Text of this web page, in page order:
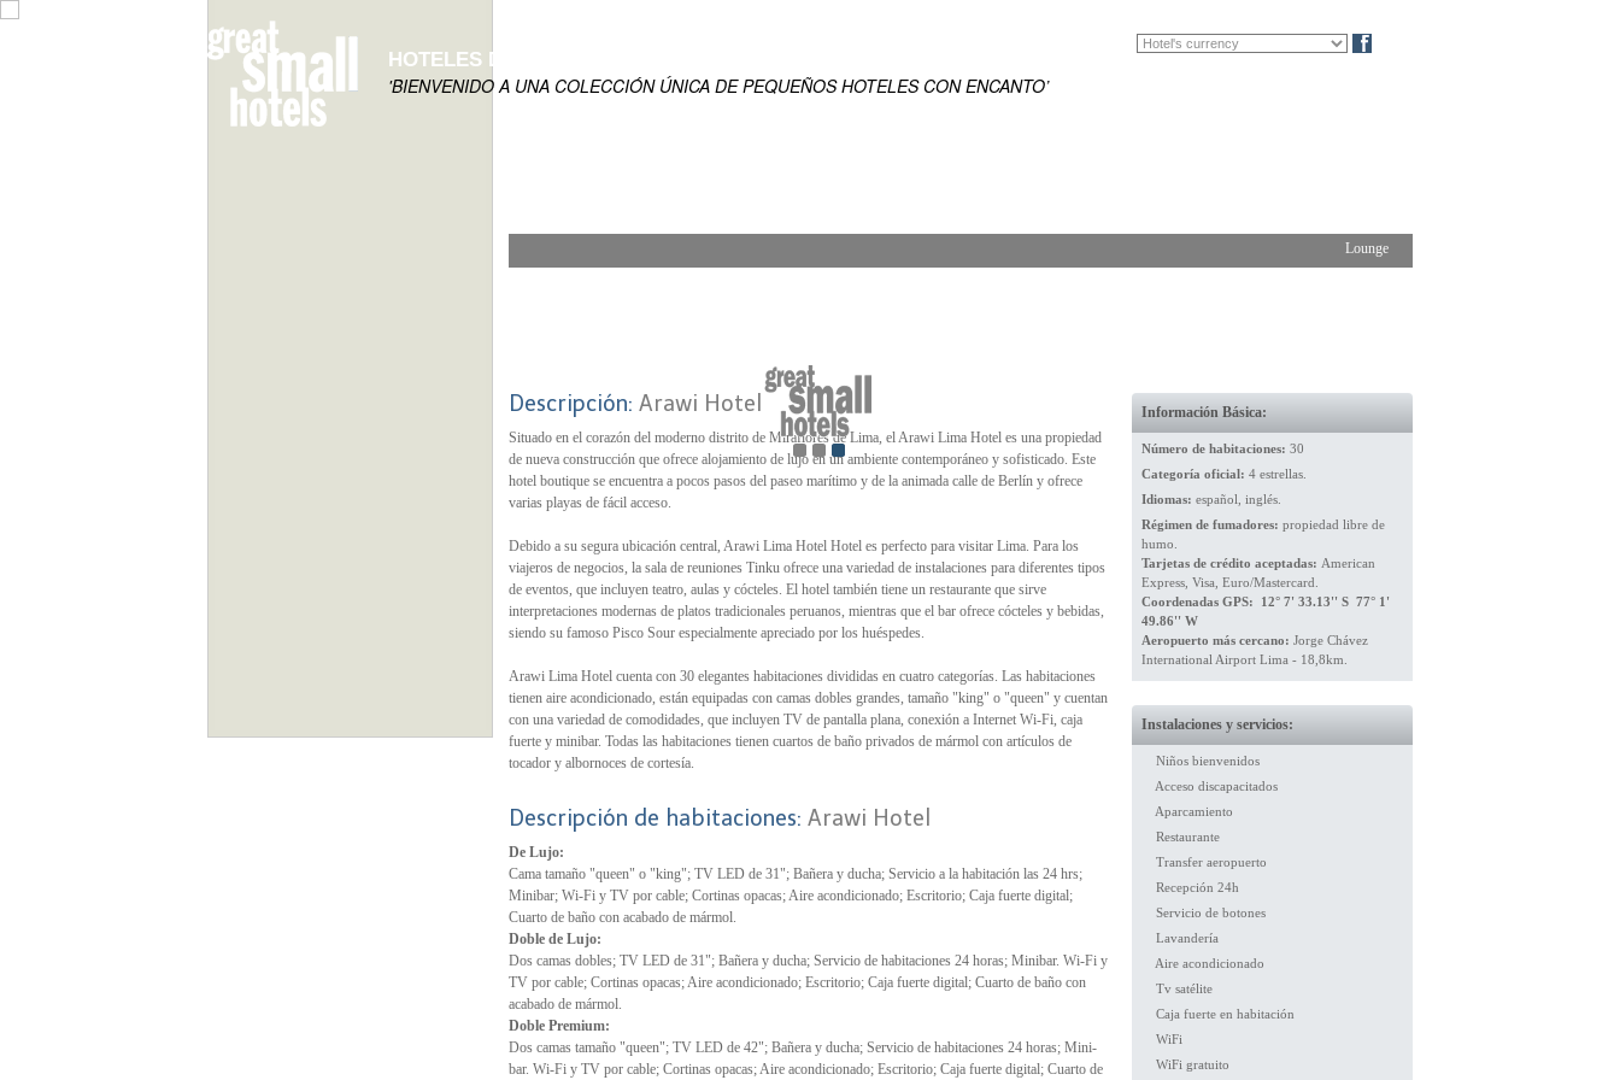
HOTELES DE ENSUEÑO DEL MUNDO
'BIENVENIDO A UNA COLECCIÓN ÚNICA DE PEQUEÑOS HOTELES CON ENCANTO’
Lounge
Descripción: Arawi Hotel
Situado en el corazón del moderno distrito de Miraflores de Lima, el Arawi Lima Hotel es una propiedad
de nueva construcción que ofrece alojamiento de lujo en un ambiente contemporáneo y sofisticado. Este
hotel boutique se encuentra a pocos pasos del paseo marítimo y de la animada calle de Berlín y ofrece
varias playas de fácil acceso.
Debido a su segura ubicación central, Arawi Lima Hotel Hotel es perfecto para visitar Lima. Para los
viajeros de negocios, la sala de reuniones Tinku ofrece una variedad de instalaciones para diferentes tipos
de eventos, que incluyen teatro, aulas y cócteles. El hotel también tiene un restaurante que sirve
interpretaciones modernas de platos tradicionales peruanos, mientras que el bar ofrece cócteles y bebidas,
siendo su famoso Pisco Sour especialmente apreciado por los huéspedes.
Arawi Lima Hotel cuenta con 30 elegantes habitaciones divididas en cuatro categorías. Las habitaciones
tienen aire acondicionado, están equipadas con camas dobles grandes, tamaño "king" o "queen" y cuentan
con una variedad de comodidades, que incluyen TV de pantalla plana, conexión a Internet Wi-Fi, caja
fuerte y minibar. Todas las habitaciones tienen cuartos de baño privados de mármol con artículos de
tocador y albornoces de cortesía.
Descripción de habitaciones: Arawi Hotel
De Lujo:
Cama tamaño "queen" o "king"; TV LED de 31"; Bañera y ducha; Servicio a la habitación las 24 hrs;
Minibar; Wi-Fi y TV por cable; Cortinas opacas; Aire acondicionado; Escritorio; Caja fuerte digital;
Cuarto de baño con acabado de mármol.
Doble de Lujo:
Dos camas dobles; TV LED de 31"; Bañera y ducha; Servicio de habitaciones 24 horas; Minibar. Wi-Fi y
TV por cable; Cortinas opacas; Aire acondicionado; Escritorio; Caja fuerte digital; Cuarto de baño con
acabado de mármol.
Doble Premium:
Dos camas tamaño "queen"; TV LED de 42"; Bañera y ducha; Servicio de habitaciones 24 horas; Mini-
bar. Wi-Fi y TV por cable; Cortinas opacas; Aire acondicionado; Escritorio; Caja fuerte digital; Cuarto de
Información Básica:
Número de habitaciones: 30
Categoría oficial: 4 estrellas.
Idiomas: español, inglés.
Régimen de fumadores: propiedad libre de
humo.
Tarjetas de crédito aceptadas: American
Express, Visa, Euro/Mastercard.
Coordenadas GPS: 12° 7' 33.13'' S 77° 1'
49.86'' W
Aeropuerto más cercano: Jorge Chávez
International Airport Lima - 18,8km.
Instalaciones y servicios:
Niños bienvenidos
Acceso discapacitados
Aparcamiento
Restaurante
Transfer aeropuerto
Recepción 24h
Servicio de botones
Lavandería
Aire acondicionado
Tv satélite
Caja fuerte en habitación
WiFi
WiFi gratuito